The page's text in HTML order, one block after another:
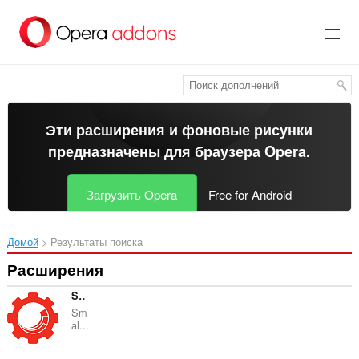
перейти
Эти расширения и фоновые рисунки
предназначены длябраузера Opera.
Загрузить Opera Free for Android
Домой Результаты поиска
Расширения
Sitecore Extensions
Sm
al...